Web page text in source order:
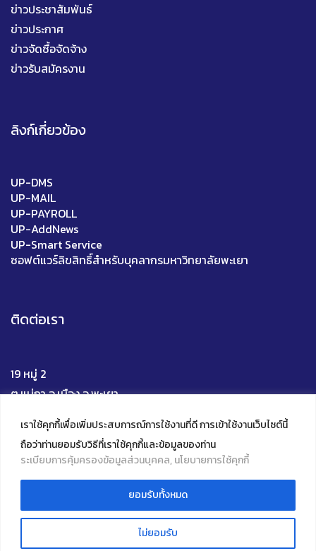
เราใช้คุกกี้เพื่อเพิ่มประสบการณ์การใช้งานที่ดี การเข้าใช้งานเว็บไซต์นี้
ถือว่าท่านยอมรับวิธีที่เราใช้คุกกี้และข้อมูลของท่าน
ระเบียบการคุ้มครองข้อมูลส่วนบุคคล, นโยบายการใช้คุกกี้
ไม่ยอมรับ
ยอมรับทั้งหมด
ข่าวประชาสัมพันธ์
ข่าวประกาศ
ข่าวจัดซื้อจัดจ้าง
ข่าวรับสมัครงาน
ลิงก์เกี่ยวข้อง
UP-DMS
UP-MAIL
UP-PAYROLL
UP-AddNews
UP-Smart Service
ซอฟต์แวร์ลิขสิทธิ์สำหรับบุคลากรมหาวิทยาลัยพะเยา
ติดต่อเรา
19 หมู่ 2
ต.แม่กา อ.เมือง จ.พะเยา
โทร 0 5446 6705
Mail : upili@up.ac.th
Facebook
YouTube
Instagram
TikTok
Live Chat